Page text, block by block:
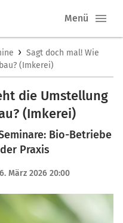
Menü
› Sagt doch mal! Wie
(Imkerei)
die Umstellung
(Imkerei)
Bio-Betriebe
Praxis
März 2026 20:00